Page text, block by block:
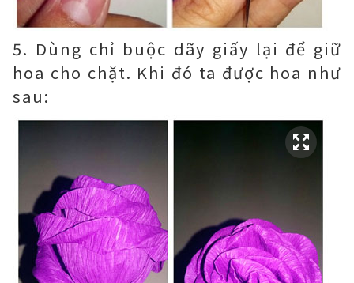
5. Dùng chỉ buộc dãy giấy lại để giữ
hoa cho chặt. Khi đó ta được hoa như
sau: